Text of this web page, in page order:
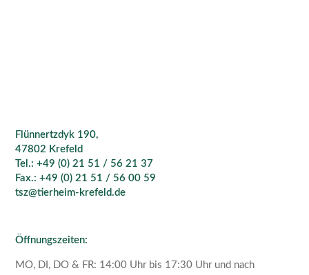
Flünnertzdyk 190,
47802 Krefeld
Tel.: +49 (0) 21 51 / 56 21 37
Fax.: +49 (0) 21 51 / 56 00 59
tsz@tierheim-krefeld.de
Öffnungszeiten:
MO, DI, DO & FR: 14:00 Uhr bis 17:30 Uhr und nach